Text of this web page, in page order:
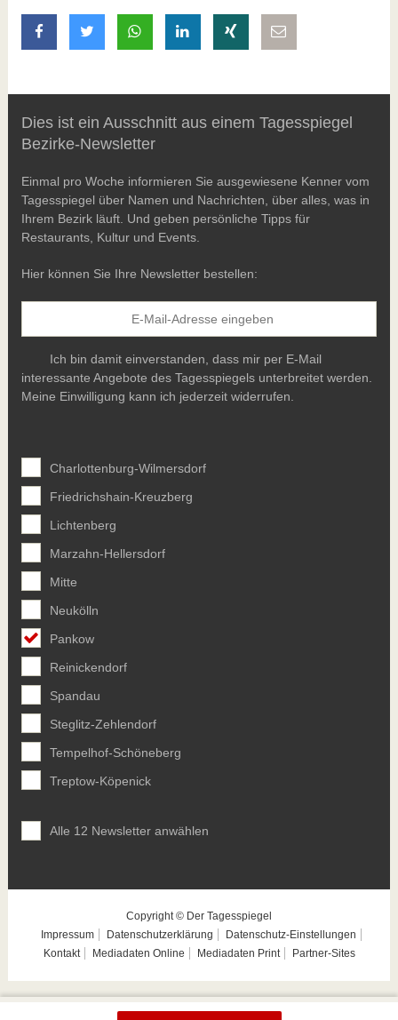
auf Facebook teilen
auf Twitter teilenmit Whatsapp teilen
auf LinkedIn teilen
auf Xing teilen
Dies ist ein Ausschnitt aus einem Tagesspiegel
Bezirke-Newsletter
Einmal pro Woche informieren Sie ausgewiesene Kenner vom
Tagesspiegel über Namen und Nachrichten, über alles, was in
Ihrem Bezirk läuft. Und geben persönliche Tipps für
Restaurants, Kultur und Events.
Hier können Sie Ihre Newsletter bestellen:
Ich bin damit einverstanden, dass mir per E-Mail
interessante Angebote des Tagesspiegels unterbreitet werden.
Meine Einwilligung kann ich jederzeit widerrufen.
Charlottenburg-Wilmersdorf
Friedrichshain-Kreuzberg
Lichtenberg
Marzahn-Hellersdorf
Mitte
Neukölln
Pankow
Reinickendorf
Spandau
Steglitz-Zehlendorf
Tempelhof-Schöneberg
Treptow-Köpenick
Alle 12 Newsletter anwählen
Copyright © Der Tagesspiegel
Impressum
Datenschutzerklärung
Datenschutz-Einstellungen
Kontakt
Mediadaten Online Mediadaten Print Partner-Sites